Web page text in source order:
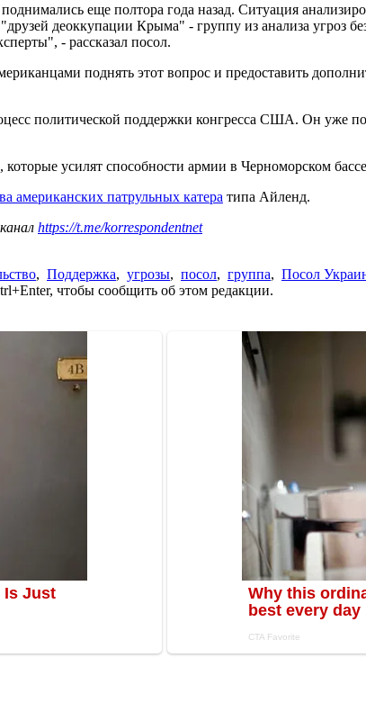
еще полтора года назад. Ситуация
деоккупации Крыма" - группу из анализа угроз
- рассказал посол.
поднять этот вопрос и предоставить
политической поддержки конгресса США. Он уже
, которые усилят способности армии в Черноморском
американских патрульных катера типа Айленд.
https://t.me/korrespondentnet
, Поддержка, угрозы, посол, группа, Посол
чтобы сообщить об этом редакции.